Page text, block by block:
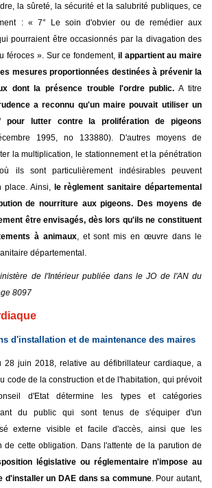
la sûreté, la sécurité et la salubrité publiques, ce
: « 7° Le soin d'obvier ou de remédier aux
pourraient être occasionnés par la divagation des
féroces ». Sur ce fondement, il appartient au maire
mesures proportionnées destinées à prévenir la
dont la présence trouble l'ordre public. A titre
a reconnu qu'un maire pouvait utiliser un
pour lutter contre la prolifération de pigeons
1995, no 133880). D'autres moyens de
la multiplication, le stationnement et la pénétration
ils sont particulièrement indésirables peuvent
place. Ainsi,le règlement sanitaire départemental
de nourriture aux pigeons. Des moyens de
être envisagés, dès lors qu'ils ne constituent
à animaux, et sont mis en œuvre dans le
départemental.
de l'Intérieur publiée dans le JO de l'AN du
8097
d'installation et de maintenance des maires
28 juin 2018, relative au défibrillateur cardiaque, a
code de la construction et de l'habitation, qui prévoit
d'Etat détermine les types et catégories
du public qui sont tenus de s'équiper d'un
externe visible et facile d'accès, ainsi que les
de cette obligation. Dans l'attente de la parution de
législative ou réglementaire n'impose au
d'installer un DAE dans sa commune. Pour autant,